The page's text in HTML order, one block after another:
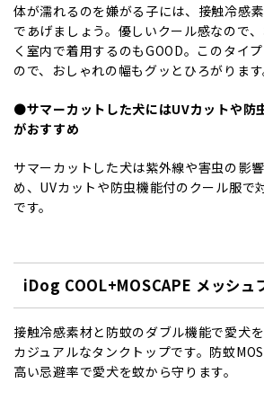
体が濡れるのを嫌がる子には、接触冷感
であげましょう。優しいクール感なので
く室内で着用するのもGOOD。このタイ
ので、おしゃれの幅もグッとひろがります
⚫️サマーカットした犬にはUVカットや防
がおすすめ
サマーカットした犬は紫外線や害虫の影
め、UVカットや防虫機能付のクール服で
です。
iDog COOL+MOSCAPE メッシュ
接触冷感素材と防蚊のダブル機能で愛犬
カジュアルなタンクトップです。防蚊
高い忌避率で愛犬を蚊から守ります。